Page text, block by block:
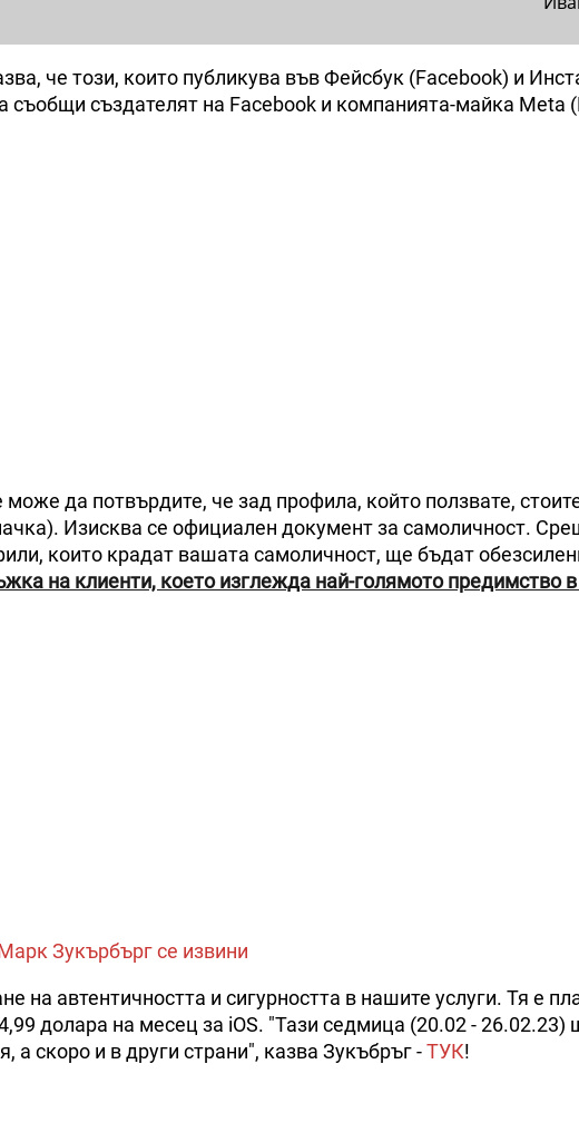
че този, които публикува във Фейсбук (Facebook) и
съобщи създателят на Facebook и компанията-майка Meta
да потвърдите, че зад профила, който ползвате,
Изисква се официален документ за самоличност.
които крадат вашата самоличност, ще бъдат
на клиенти, което изглежда най-голямото предимство
Зукърбърг се извини
на автентичността и сигурността в нашите услуги. Тя е
долара на месец за iOS. "Тази седмица (20.02 - 26.02.23)
скоро и в други страни", казва Зукъбръг -ТУК!